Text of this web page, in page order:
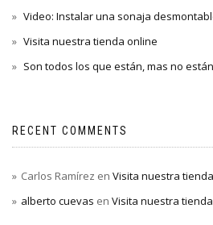
Video: Instalar una sonaja
Visita nuestra tienda online
Son todos los que están, mas no
RECENT COMMENTS
Carlos Ramírez en Visita nuestra
alberto cuevas en Visita nuestra